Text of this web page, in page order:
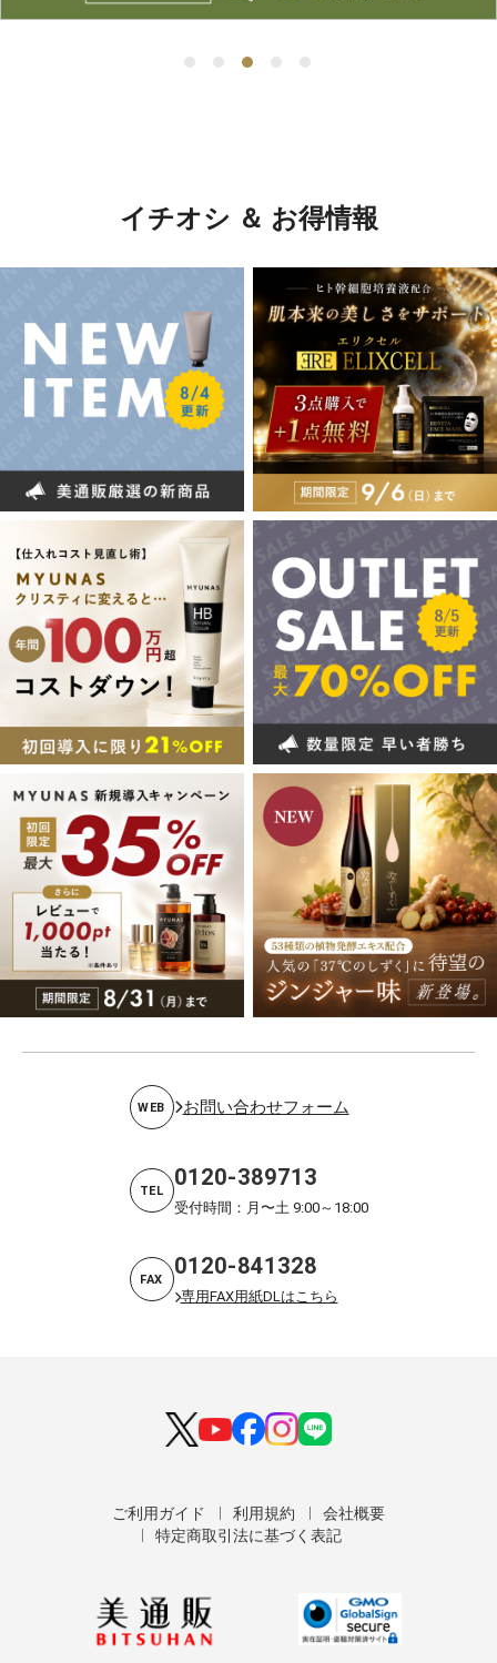
イチオシ ＆ お得情報
WEB お問い合わせフォーム
TEL 0120-389713
受付時間：月〜土 9:00～18:00
FAX 0120-841328
専用FAX用紙DLはこちら
ご利用ガイド 利用規約
会社概要
特定商取引法に基づく表記